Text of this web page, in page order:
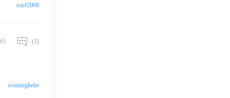
xuef2008
(3)
61
wominghehe